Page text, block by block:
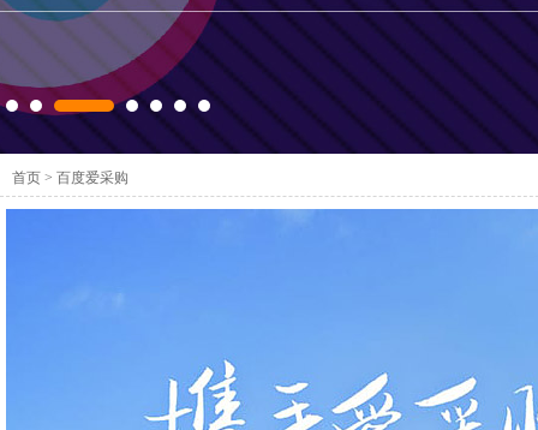
首页 > 百度爱采购